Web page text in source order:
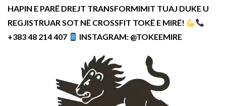
HAPIN E PARË DREJT TRANSFORMIMIT TUAJ DUKE U
REGJISTRUAR SOT NË CROSSFIT TOKË E MIRË!
+383 48 214 407
INSTAGRAM: @TOKEEMIRE